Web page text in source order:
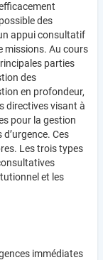
possible des
appui consultatif
missions. Au cours
parties
des
en profondeur,
directives visant à
pour la gestion
Ces
Les trois types
et les
immédiates